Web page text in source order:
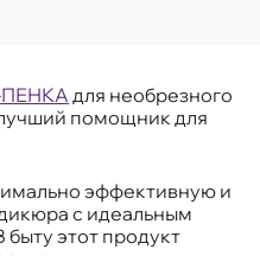
для необрезного
помощник для
эффективную и
с идеальным
этот продукт